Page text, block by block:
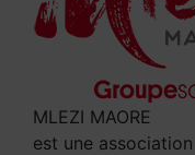
MLEZI MAORE
est une association